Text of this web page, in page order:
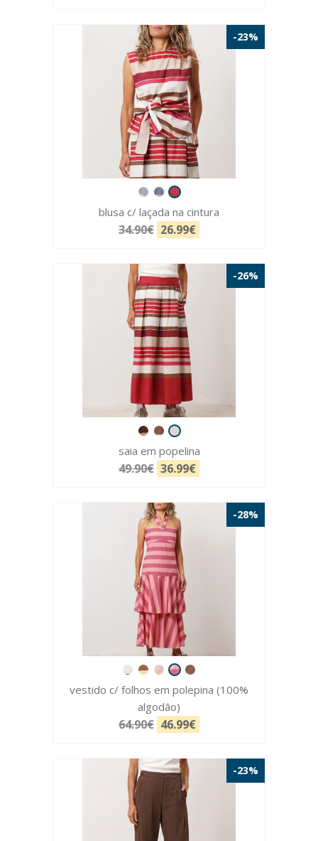
-23%
blusa c/ laçada na cintura
34.90€ 26.99€
-26%
saia em popelina
49.90€ 36.99€
-28%
vestido c/ folhos em polepina (100%
algodão)
64.90€ 46.99€
-23%